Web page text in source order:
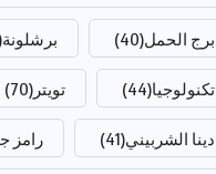
برج الحمل(40) برشلونة
تكنولوجيا(44) تويتر (70)
دينا الشربيني(41) رامز